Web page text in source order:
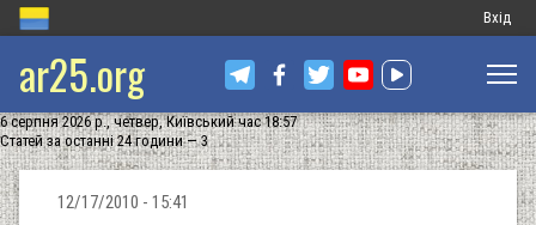
Меню
запису
Вхід
ar25.org
6 серпня 2026 р., четвер, Київський час 18:57
Статей за останні 24 години — 3
12/17/2010 - 15:41